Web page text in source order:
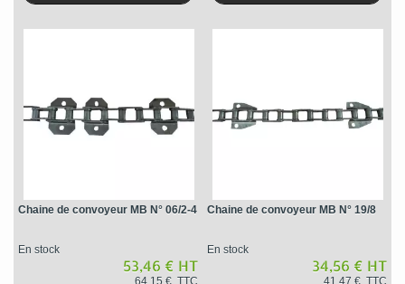
Chaine de convoyeur MB N° 06/2-4
En stock
53,46 € HT
64,15 € TTC
Chaine de convoyeur MB N° 19/8
En stock
34,56 € HT
41,47 € TTC